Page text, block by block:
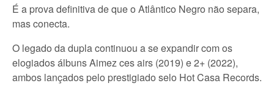
É a prova definitiva de que o Atlântico Negro não separa,
mas conecta.
O legado da dupla continuou a se expandir com os
elogiados álbuns Aimez ces airs (2019) e 2+ (2022),
ambos lançados pelo prestigiado selo Hot Casa Records.